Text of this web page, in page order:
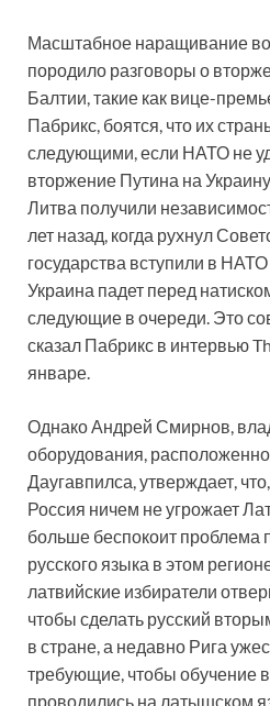
Масштабное наращивание
породило разговоры о
Балтии, такие как вице-
Пабрикс, боятся, что их
следующими, если НАТО не
вторжение Путина на
Литва получили
лет назад, когда рухнул
государства вступили в
Украина падет перед
следующие в очереди. Это
сказал Пабрикс в интервью
январе.
Однако Андрей Смирнов,
оборудования,
Даугавпилса, утверждает,
Россия ничем не угрожает
больше беспокоит проблема
русского языка в этом
латвийские избиратели
чтобы сделать русский
в стране, а недавно Рига
требующие, чтобы обучение
проводились на латышском